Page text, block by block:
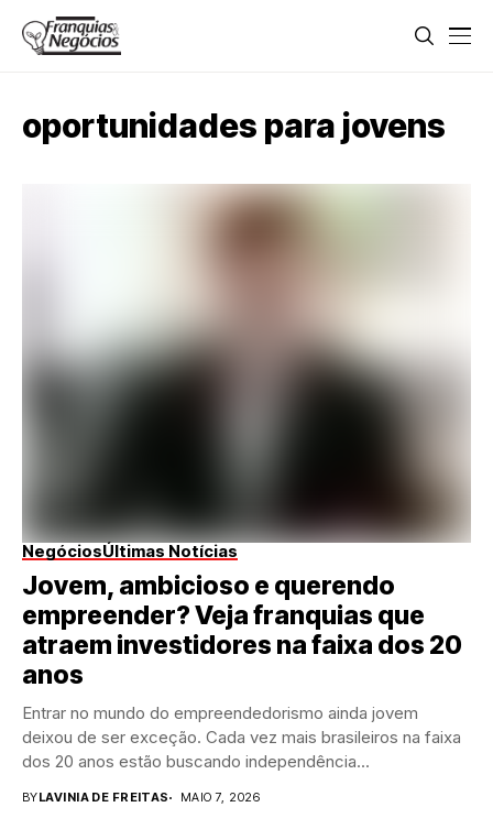
oportunidades para jovens
NegóciosÚltimas Notícias
Jovem, ambicioso e querendo
empreender? Veja franquias que
atraem investidores na faixa dos 20
anos
Entrar no mundo do empreendedorismo ainda jovem
deixou de ser exceção. Cada vez mais brasileiros na faixa
dos 20 anos estão buscando independência...
BYLAVINIA DE FREITAS MAIO 7, 2026